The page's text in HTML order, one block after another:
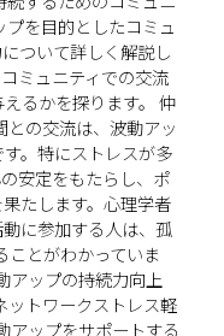
を目的としたコミュ
ついて詳しく解説し
ミュニティでの交流
るかを探ります。 仲
の交流は、波動アッ
。特にストレスが多
安定をもたらし、ポ
たします。心理学者
に参加する人は、孤
とがわかっていま
アップの持続力向上
ットワークストレス軽
アップをサポートする